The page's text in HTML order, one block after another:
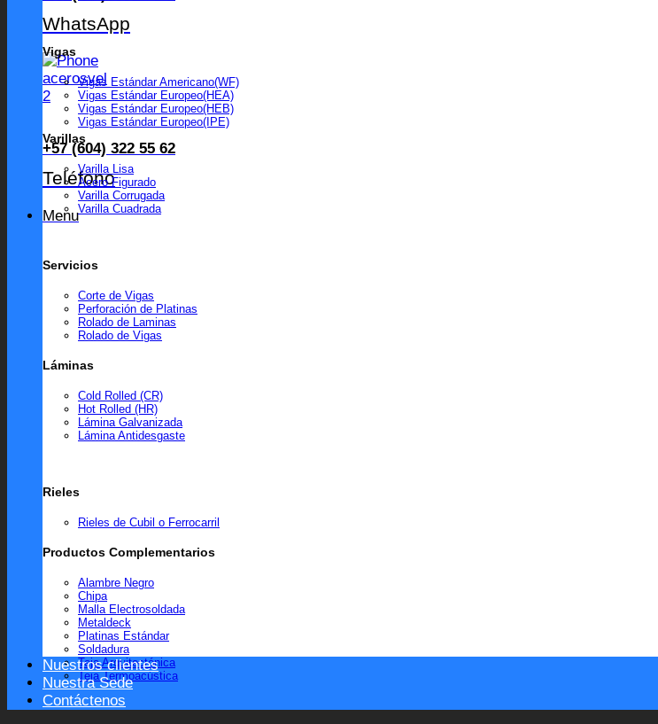
WhatsApp
+57 (604) 322 55 62
Teléfono
Menu
Vigas
Vigas Estándar Americano(WF)
Vigas Estándar Europeo(HEA)
Vigas Estándar Europeo(HEB)
Vigas Estándar Europeo(IPE)
Varillas
Varilla Lisa
Acero Figurado
Varilla Corrugada
Varilla Cuadrada
Servicios
Corte de Vigas
Perforación de Platinas
Rolado de Laminas
Rolado de Vigas
Láminas
Cold Rolled (CR)
Hot Rolled (HR)
Lámina Galvanizada
Lámina Antidesgaste
Rieles
Rieles de Cubil o Ferrocarril
Productos Complementarios
Alambre Negro
Chipa
Malla Electrosoldada
Metaldeck
Platinas Estándar
Soldadura
Teja Arquitectónica
Teja Termoacústica
Nuestros clientes
Nuestra Sede
Contáctenos